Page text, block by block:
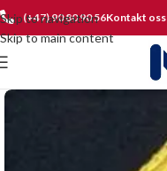
Skip to navigation
Skip to main content
(+47) 90 80 90 56Kontakt oss